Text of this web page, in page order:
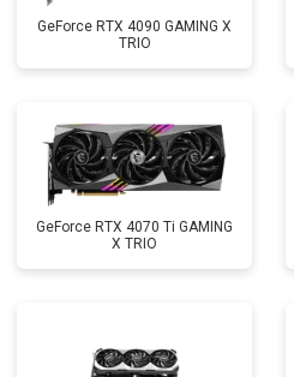
GeForce RTX 4090 GAMING X
TRIO
GeForce RTX 4070 Ti GAMING
X TRIO